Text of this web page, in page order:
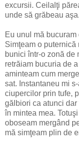
excursii. Ceilalţi
unde să grăbeau aşa.
Eu unul mă
Simţeam o
bunici într-o zonă de
retrăiam bucuria de
aminteam cum
sat. Instantaneu mi
ciupercilor prin tufe,
gălbiori ca atunci
în mintea mea.
oboseam mergând
mă simţeam plin de